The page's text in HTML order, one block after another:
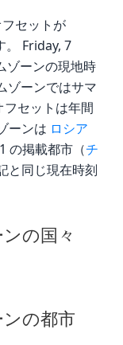
セットが
。 Friday, 7
ゾーンの現地時
ゾーンではサマ
セットは年間
ーンは ロシア
の掲載都市（チ
と同じ現在時刻
の国々
の都市